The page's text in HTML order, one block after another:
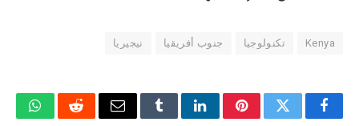
Kenya تكنولوجيا جنوب أفريقيا نيجيريا
فيسبوكتويتر بينتيريستلينكدإنTumblrالبريد
رديت